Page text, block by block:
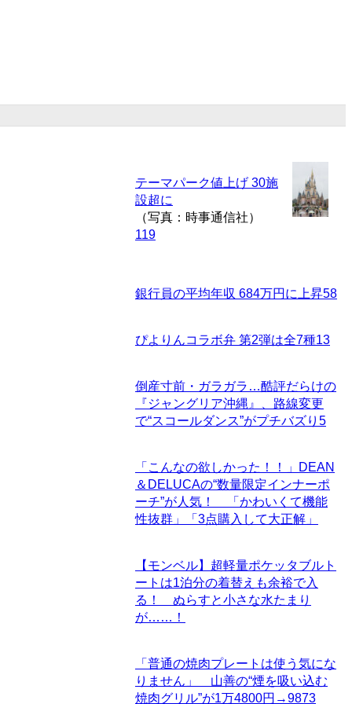
テーマパーク値上げ 30施
設超に
（写真：時事通信社）
119
銀行員の平均年収 684万円に上昇58
ぴよりんコラボ弁 第2弾は全7種13
倒産寸前・ガラガラ…酷評だらけの
『ジャングリア沖縄』、路線変更
で“スコールダンス”がプチバズり 5
「こんなの欲しかった！！」DEAN
＆DELUCAの“数量限定インナーポ
ーチ”が人気！ 「かわいくて機能
性抜群」「3点購入して大正解」
【モンベル】超軽量ポケッタブルト
ートは1泊分の着替えも余裕で入
る！ ぬらすと小さな水たまり
が……！
「普通の焼肉プレートは使う気にな
りません」 山善の“煙を吸い込む
焼肉グリル”が1万4800円→9873